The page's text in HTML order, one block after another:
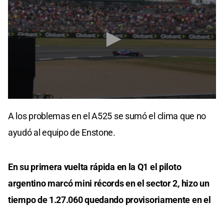
of
seconds
A los problemas en el A525 se sumó el clima que no
ayudó al equipo de Enstone.
En su primera vuelta rápida en la Q1 el piloto
argentino marcó mini récords en el sector 2, hizo un
tiempo de 1.27.060 quedando provisoriamente en el